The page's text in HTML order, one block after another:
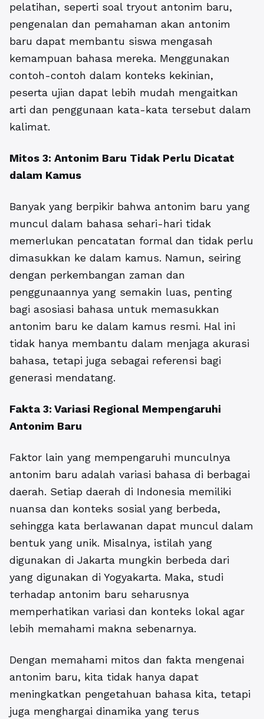
pelatihan, seperti soal tryout antonim baru,
pengenalan dan pemahaman akan antonim
baru dapat membantu siswa mengasah
kemampuan bahasa mereka. Menggunakan
contoh-contoh dalam konteks kekinian,
peserta ujian dapat lebih mudah mengaitkan
arti dan penggunaan kata-kata tersebut dalam
kalimat.
Mitos 3: Antonim Baru Tidak Perlu Dicatat
dalam Kamus
Banyak yang berpikir bahwa antonim baru yang
muncul dalam bahasa sehari-hari tidak
memerlukan pencatatan formal dan tidak perlu
dimasukkan ke dalam kamus. Namun, seiring
dengan perkembangan zaman dan
penggunaannya yang semakin luas, penting
bagi asosiasi bahasa untuk memasukkan
antonim baru ke dalam kamus resmi. Hal ini
tidak hanya membantu dalam menjaga akurasi
bahasa, tetapi juga sebagai referensi bagi
generasi mendatang.
Fakta 3: Variasi Regional Mempengaruhi
Antonim Baru
Faktor lain yang mempengaruhi munculnya
antonim baru adalah variasi bahasa di berbagai
daerah. Setiap daerah di Indonesia memiliki
nuansa dan konteks sosial yang berbeda,
sehingga kata berlawanan dapat muncul dalam
bentuk yang unik. Misalnya, istilah yang
digunakan di Jakarta mungkin berbeda dari
yang digunakan di Yogyakarta. Maka, studi
terhadap antonim baru seharusnya
memperhatikan variasi dan konteks lokal agar
lebih memahami makna sebenarnya.
Dengan memahami mitos dan fakta mengenai
antonim baru, kita tidak hanya dapat
meningkatkan pengetahuan bahasa kita, tetapi
juga menghargai dinamika yang terus